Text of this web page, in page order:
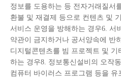
정보를 도용하는 등 전자거래질서
환불 및 재결제 등으로 컨텐츠 및
서비스 운영을 방해하는 경우6. 서
약관이 금지하거나 공서양속에 반
디지털콘텐츠를 빔 프로젝트 및
하는 경우8. 정보통신설비의 오작
컴퓨터 바이러스 프로그램 등을 유